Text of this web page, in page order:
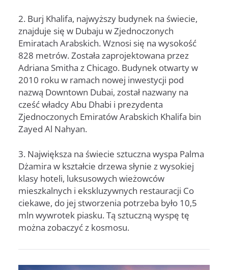
2. Burj Khalifa, najwyższy budynek na świecie,
znajduje się w Dubaju w Zjednoczonych
Emiratach Arabskich. Wznosi się na wysokość
828 metrów. Została zaprojektowana przez
Adriana Smitha z Chicago. Budynek otwarty w
2010 roku w ramach nowej inwestycji pod
nazwą Downtown Dubai, został nazwany na
cześć władcy Abu Dhabi i prezydenta
Zjednoczonych Emiratów Arabskich Khalifa bin
Zayed Al Nahyan.
3. Największa na świecie sztuczna wyspa Palma
Dżamira w kształcie drzewa słynie z wysokiej
klasy hoteli, luksusowych wieżowców
mieszkalnych i ekskluzywnych restauracji Co
ciekawe, do jej stworzenia potrzeba było 10,5
mln wywrotek piasku. Tą sztuczną wyspę tę
można zobaczyć z kosmosu.